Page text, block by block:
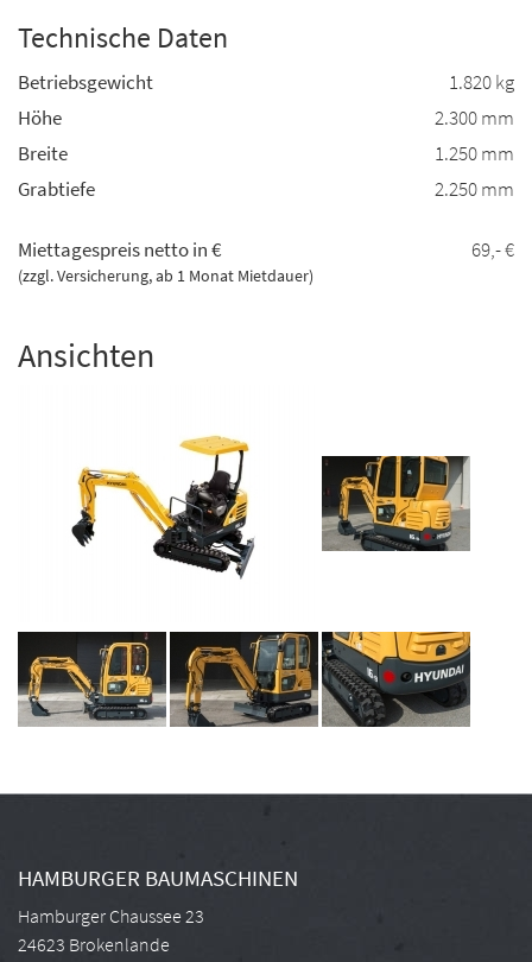
Technische Daten
Betriebsgewicht
Höhe
Breite
Grabtiefe
1.820 kg
2.300 mm
1.250 mm
2.250 mm
Miettagespreis netto in € 69,- €
(zzgl. Versicherung, ab 1 Monat Mietdauer)
Ansichten
HAMBURGER BAUMASCHINEN
Hamburger Chaussee 23
24623 Brokenlande